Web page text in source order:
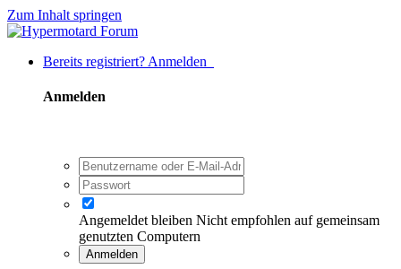
Zum Inhalt springen
Bereits registriert? Anmelden
Anmelden
Angemeldet bleiben Nicht empfohlen auf gemeinsam
genutzten Computern
Anmelden